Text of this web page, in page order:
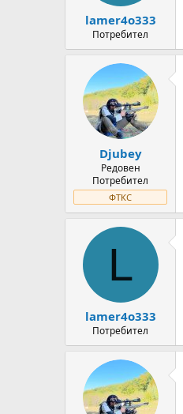
lamer4o333
Потребител
Djubey
Редовен
Потребител
ФТКС
L
lamer4o333
Потребител